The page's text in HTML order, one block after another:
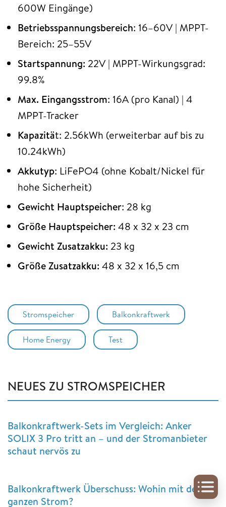
600W Eingänge)
Betriebsspannungsbereich: 16–60V | MPPT-
Bereich: 25–55V
Startspannung: 22V | MPPT-Wirkungsgrad:
99.8%
Max. Eingangsstrom: 16A (pro Kanal) | 4
MPPT-Tracker
Kapazität: 2.56kWh (erweiterbar auf bis zu
10.24kWh)
Akkutyp: LiFePO4 (ohne Kobalt/Nickel für
hohe Sicherheit)
Gewicht Hauptspeicher: 28 kg
Größe Hauptspeicher: 48 x 32 x 23 cm
Gewicht Zusatzakku: 23 kg
Größe Zusatzakku: 48 x 32 x 16,5 cm
Stromspeicher Balkonkraftwerk
Home Energy Test
NEUES ZU STROMSPEICHER
Balkonkraftwerk-Sets im Vergleich: Anker
SOLIX 3 Pro tritt an – und der Stromanbieter
schaut nervös zu
Balkonkraftwerk Überschuss: Wohin mit dem
ganzen Strom?